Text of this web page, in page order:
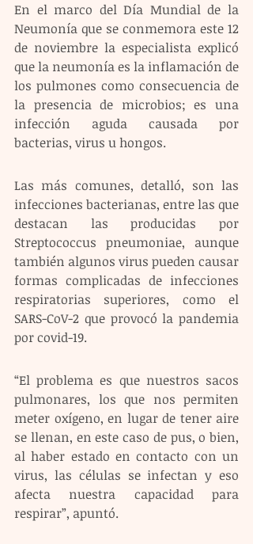
En el marco del Día Mundial de la
Neumonía que se conmemora este 12
de noviembre la especialista explicó
que la neumonía es la inflamación de
los pulmones como consecuencia de
la presencia de microbios; es una
infección aguda causada por
bacterias, virus u hongos.
Las más comunes, detalló, son las
infecciones bacterianas, entre las que
destacan las producidas por
Streptococcus pneumoniae, aunque
también algunos virus pueden causar
formas complicadas de infecciones
respiratorias superiores, como el
SARS-CoV-2 que provocó la pandemia
por covid-19.
“El problema es que nuestros sacos
pulmonares, los que nos permiten
meter oxígeno, en lugar de tener aire
se llenan, en este caso de pus, o bien,
al haber estado en contacto con un
virus, las células se infectan y eso
afecta nuestra capacidad para
respirar”, apuntó.